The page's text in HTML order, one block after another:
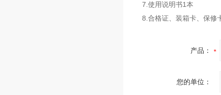
7.使用说明书1本
8.合格证、装箱卡、保修
产品：
您的单位：